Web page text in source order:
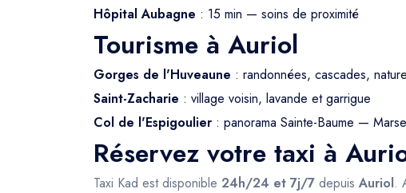
Hôpital Aubagne : 15 min — soins de proximité
Tourisme à Auriol
Gorges de l'Huveaune : randonnées, cascades,
Saint-Zacharie : village voisin, lavande et garrigue
Col de l'Espigoulier : panorama Sainte-Baume —
Réservez votre taxi à
Taxi Kad est disponible 24h/24 et 7j/7 depuis Auriol.